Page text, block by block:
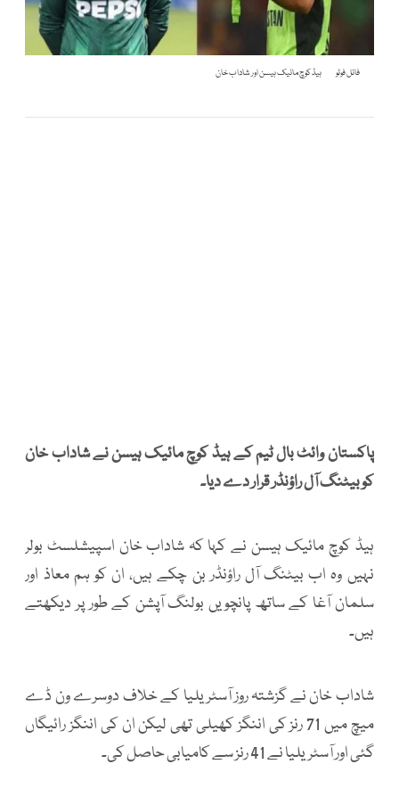
فائل فوٹو ہیڈ کوچ مائیک ہیسن اور شاداب خان
پاکستان وائٹ بال ٹیم کے ہیڈ کوچ مائیک ہیسن نے شاداب خان
کو بیٹنگ آل راؤنڈر قرار دے دیا۔
ہیڈ کوچ مائیک ہیسن نے کہا کہ شاداب خان اسپیشلسٹ بولر
نہیں وہ اب بیٹنگ آل راؤنڈر بن چکے ہیں، ان کو ہم معاذ اور
سلمان آغا کے ساتھ پانچویں بولنگ آپشن کے طور پر دیکھتے
ہیں۔
شاداب خان نے گزشتہ روز آسٹریلیا کے خلاف دوسرے ون ڈے
میچ میں 71 رنز کی اننگز کھیلی تھی لیکن ان کی اننگز رائیگاں
گئی اور آسٹریلیا نے 41 رنز سے کامیابی حاصل کی۔